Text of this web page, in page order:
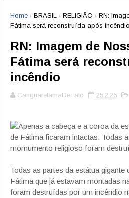
Home / BRASIL / RELIGIÃO / RN:
Fátima será reconstruída após incêndio
RN: Imagem de
Fátima será
incêndio
CanguaretamaDeFato 25.2.26
Apenas a cabeça e a coroa da
de Fátima ficaram intactas. Todas
momumento religioso foram
Todas as partes da estátua gigante
Fátima que já estavam montadas
foram destruídas por um incêndio